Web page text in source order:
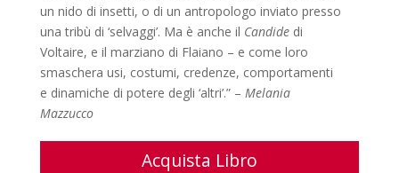
un nido di insetti, o di un antropologo inviato presso
una tribù di ‘selvaggi’. Ma è anche il Candidedi
Voltaire, e il marziano di Flaiano – e come loro
smaschera usi, costumi, credenze, comportamenti
e dinamiche di potere degli ‘altri’.” – Melania
Mazzucco
Acquista Libro